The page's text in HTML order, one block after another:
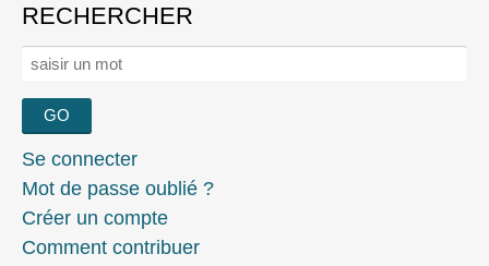
RECHERCHER
Rechercher :
Se connecter
Mot de passe oublié ?
Créer un compte
Comment contribuer